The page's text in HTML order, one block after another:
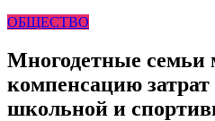
Правительство России
Более 25 тысяч
время...26.02.2026
В Симферополе очищают
от Потёмкинской до
ОБЩЕСТВО
Многодетные семьи
компенсацию
школьной и